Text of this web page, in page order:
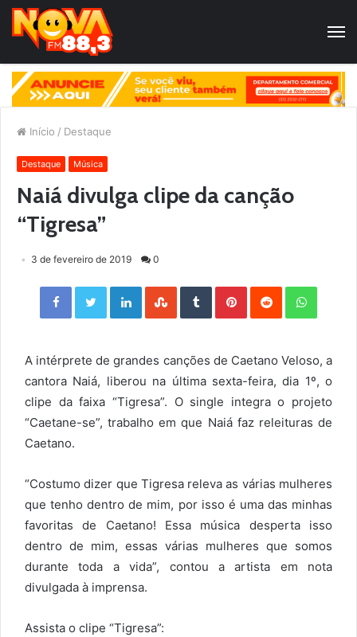
Início / Destaque
Destaque Música
Naiá divulga clipe da canção
“Tigresa”
3 de fevereiro de 2019 0
Facebook Twitter LinkedIn StumbleUpon Tumblr Pinterest Reddit
A intérprete de grandes canções de Caetano Veloso, a
cantora Naiá, liberou na última sexta-feira, dia 1º, o
clipe da faixa “Tigresa”. O single integra o projeto
“Caetane-se”, trabalho em que Naiá faz releituras de
Caetano.
“Costumo dizer que Tigresa releva as várias mulheres
que tenho dentro de mim, por isso é uma das minhas
favoritas de Caetano! Essa música desperta isso
dentro de mim, essas várias mulheres que somos
durante toda a vida”, contou a artista em nota
divulgada à imprensa.
Assista o clipe “Tigresa”: